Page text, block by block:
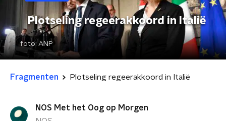
Plotseling regeerakkoord in Italië
foto: ANP
Fragmenten Plotseling regeerakkoord in Italië
NOS Met het Oog op Morgen